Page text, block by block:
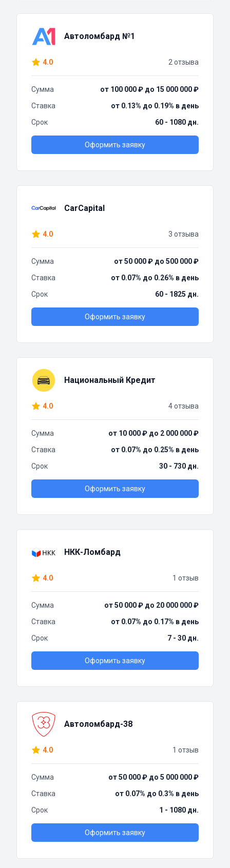
Автоломбард №1
4.0 2 отзыва
Сумма
от 100 000 ₽ до 15 000 000 ₽
Ставка
от 0.13% до 0.19% в день
Срок
60 - 1080 дн.
Оформить заявку
CarCapital
4.0 3 отзыва
Сумма
от 50 000 ₽ до 500 000 ₽
Ставка
от 0.07% до 0.26% в день
Срок
60 - 1825 дн.
Оформить заявку
Национальный Кредит
4.0 4 отзыва
Сумма
от 10 000 ₽ до 2 000 000 ₽
Ставка
от 0.07% до 0.25% в день
Срок
30 - 730 дн.
Оформить заявку
НКК-Ломбард
4.0 1 отзыв
Сумма
от 50 000 ₽ до 20 000 000 ₽
Ставка
от 0.07% до 0.17% в день
Срок
7 - 30 дн.
Оформить заявку
Автоломбард-38
4.0 1 отзыв
Сумма
от 50 000 ₽ до 5 000 000 ₽
Ставка
от 0.07% до 0.3% в день
Срок
1 - 1080 дн.
Оформить заявку